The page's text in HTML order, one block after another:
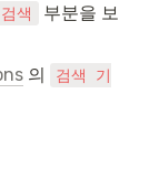
검색
부분을 보
의
검색 기